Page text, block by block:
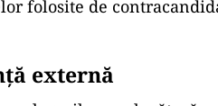
a promulgat legile
ce contează sunt
finanțarea